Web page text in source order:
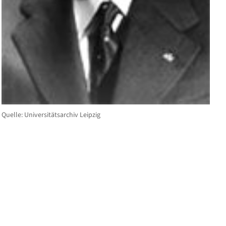
Quelle: Universitätsarchiv Leipzig